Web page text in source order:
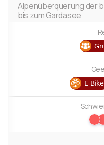
Alpenüberquerung der
bis zum Gardasee
E-Bike